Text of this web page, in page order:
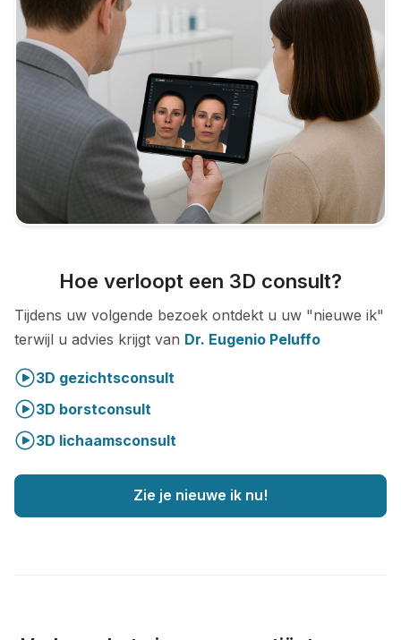
Hoe verloopt een 3D consult?
Tijdens uw volgende bezoek ontdekt u uw "nieuwe ik"
terwijl u advies krijgt van Dr. Eugenio Peluffo
3D gezichtsconsult
3D borstconsult
3D lichaamsconsult
Zie je nieuwe ik nu!